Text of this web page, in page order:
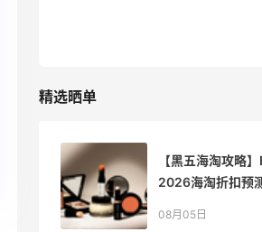
精选晒单
【黑五海淘攻略
2026海淘折扣预测
08月05日